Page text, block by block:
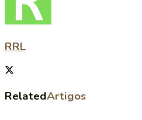
RRL
RelatedArtigos